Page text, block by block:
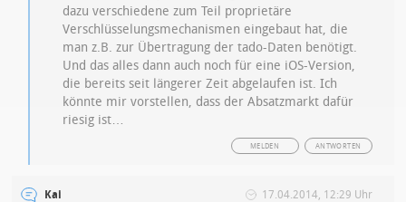
dazu verschiedene zum Teil proprietäre
Verschlüsselungsmechanismen eingebaut hat, die
man z.B. zur Übertragung der tado-Daten benötigt.
Und das alles dann auch noch für eine iOS-Version,
die bereits seit längerer Zeit abgelaufen ist. Ich
könnte mir vorstellen, dass der Absatzmarkt dafür
riesig ist…
ANTWORTEN
MELDEN
Kai 17.04.2014, 12:29 Uhr